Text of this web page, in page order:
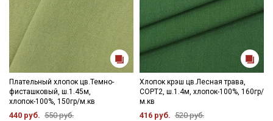
Плательный хлопок цв.Темно-
фисташковый, ш.1.45м,
хлопок-100%, 150гр/м.кв
440 руб. 550 руб.
Хлопок крэш цв.Лесная трава,
СОРТ2, ш.1.4м, хлопок-100%, 160гр/
м.кв
416 руб. 520 руб.